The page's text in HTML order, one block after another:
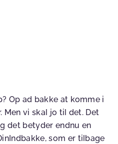
Op ad bakke at komme i
Men vi skal jo til det. Det
det betyder endnu en
som er tilbage